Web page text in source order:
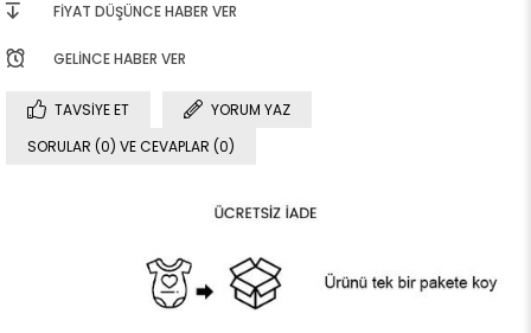
FIYAT DÜŞÜNCE HABER VER
GELINCE HABER VER
TAVSIYE ET
YORUM YAZ
SORULAR (0) VE CEVAPLAR (0)